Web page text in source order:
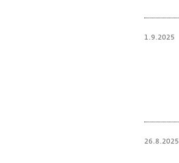
1.9.2025
26.8.2025